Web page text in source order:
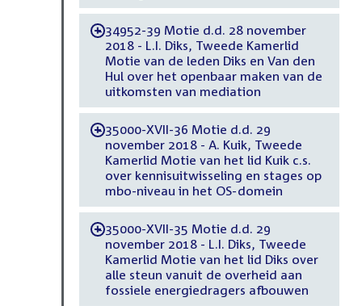
-34952-39 Motie d.d. 28 november
2018 - L.I. Diks, Tweede Kamerlid
Motie van de leden Diks en Van den
Hul over het openbaar maken van de
uitkomsten van mediation
-35000-XVII-36 Motie d.d. 29
november 2018 - A. Kuik, Tweede
Kamerlid Motie van het lid Kuik c.s.
over kennisuitwisseling en stages op
mbo-niveau in het OS-domein
-35000-XVII-35 Motie d.d. 29
november 2018 - L.I. Diks, Tweede
Kamerlid Motie van het lid Diks over
alle steun vanuit de overheid aan
fossiele energiedragers afbouwen